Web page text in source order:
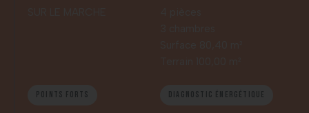
Points forts Diagnostic énergétique